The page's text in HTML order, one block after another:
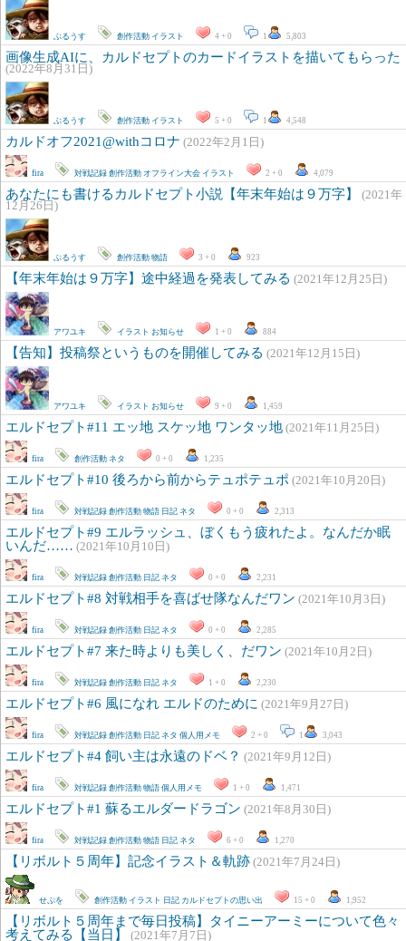
ぶるうす 創作活動 イラスト 4 + 0 1 5,803
画像生成AIに、カルドセプトのカードイラストを描いてもらった
(2022年8月31日)
ぶるうす 創作活動 イラスト 5 + 0 1 4,548
カルドオフ2021@withコロナ (2022年2月1日)
fira 対戦記録 創作活動 オフライン大会 イラスト 2 + 0 4,079
あなたにも書けるカルドセプト小説【年末年始は９万字】
(2021年
12月26日)
ぶるうす 創作活動 物語 3 + 0 923
【年末年始は９万字】途中経過を発表してみる (2021年12月25日)
アワユキ イラスト お知らせ 1 + 0 884
【告知】投稿祭というものを開催してみる (2021年12月15日)
アワユキ イラスト お知らせ 9 + 0 1,459
エルドセプト#11 エッ地 スケッ地 ワンタッ地 (2021年11月25日)
fira 創作活動 ネタ 0 + 0 1,235
エルドセプト#10 後ろから前からテュポテュポ (2021年10月20日)
fira 対戦記録 創作活動 物語 日記 ネタ 0 + 0 2,313
エルドセプト#9 エルラッシュ、ぼくもう疲れたよ。なんだか眠
いんだ…… (2021年10月10日)
fira 対戦記録 創作活動 日記 ネタ 0 + 0 2,231
エルドセプト#8 対戦相手を喜ばせ隊なんだワン (2021年10月3日)
fira 対戦記録 創作活動 日記 ネタ 0 + 0 2,285
エルドセプト#7 来た時よりも美しく、だワン (2021年10月2日)
fira 対戦記録 創作活動 日記 ネタ 1 + 0 2,230
エルドセプト#6 風になれ エルドのために (2021年9月27日)
fira 対戦記録 創作活動 日記 ネタ 個人用メモ 2 + 0 1 3,043
エルドセプト#4 飼い主は永遠のドベ？ (2021年9月12日)
fira 対戦記録 創作活動 物語 個人用メモ 1 + 0 1,471
エルドセプト#1 蘇るエルダードラゴン (2021年8月30日)
fira 対戦記録 創作活動 物語 日記 ネタ 6 + 0 1,270
【リボルト５周年】記念イラスト＆軌跡 (2021年7月24日)
せぷを 創作活動 イラスト 日記 カルドセプトの思い出 15 + 0 1,952
【リボルト５周年まで毎日投稿】タイニーアーミーについて色々
考えてみる【当日】
(2021年7月7日)